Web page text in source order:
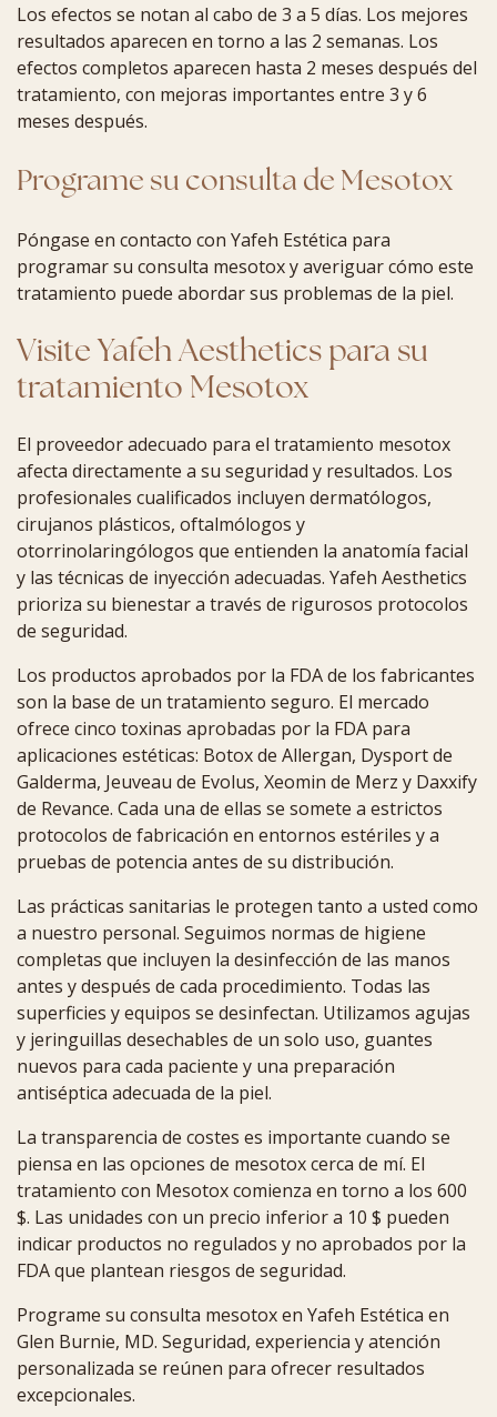
Los efectos se notan al cabo de 3 a 5 días. Los mejores
resultados aparecen en torno a las 2 semanas. Los
efectos completos aparecen hasta 2 meses después del
tratamiento, con mejoras importantes entre 3 y 6
meses después.
Programe su consulta de Mesotox
Póngase en contacto con Yafeh Estética para
programar su consulta mesotox y averiguar cómo este
tratamiento puede abordar sus problemas de la piel.
Visite Yafeh Aesthetics para su
tratamiento Mesotox
El proveedor adecuado para el tratamiento mesotox
afecta directamente a su seguridad y resultados. Los
profesionales cualificados incluyen dermatólogos,
cirujanos plásticos, oftalmólogos y
otorrinolaringólogos que entienden la anatomía facial
y las técnicas de inyección adecuadas. Yafeh Aesthetics
prioriza su bienestar a través de rigurosos protocolos
de seguridad.
Los productos aprobados por la FDA de los fabricantes
son la base de un tratamiento seguro. El mercado
ofrece cinco toxinas aprobadas por la FDA para
aplicaciones estéticas: Botox de Allergan, Dysport de
Galderma, Jeuveau de Evolus, Xeomin de Merz y Daxxify
de Revance. Cada una de ellas se somete a estrictos
protocolos de fabricación en entornos estériles y a
pruebas de potencia antes de su distribución.
Las prácticas sanitarias le protegen tanto a usted como
a nuestro personal. Seguimos normas de higiene
completas que incluyen la desinfección de las manos
antes y después de cada procedimiento. Todas las
superficies y equipos se desinfectan. Utilizamos agujas
y jeringuillas desechables de un solo uso, guantes
nuevos para cada paciente y una preparación
antiséptica adecuada de la piel.
La transparencia de costes es importante cuando se
piensa en las opciones de mesotox cerca de mí. El
tratamiento con Mesotox comienza en torno a los 600
$. Las unidades con un precio inferior a 10 $ pueden
indicar productos no regulados y no aprobados por la
FDA que plantean riesgos de seguridad.
Programe su consulta mesotox en Yafeh Estética en
Glen Burnie, MD. Seguridad, experiencia y atención
personalizada se reúnen para ofrecer resultados
excepcionales.